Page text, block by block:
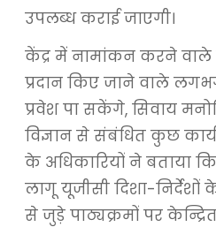
उपलब्ध कराई जाएगी।
केंद्र में नामांकन करने वाले
प्रदान किए जाने वाले
प्रवेश पा सकेंगे, सिवाय
विज्ञान से संबंधित कुछ
के अधिकारियों ने बताया
लागू यूजीसी दिशा-निर्देशों
से जुड़े पाठ्यक्रमों पर